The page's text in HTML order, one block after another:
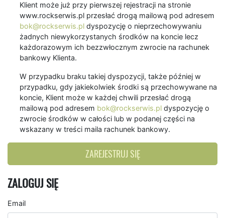
Klient może już przy pierwszej rejestracji na stronie
www.rockserwis.pl przesłać drogą mailową pod adresem
bok@rockserwis.pl dyspozycję o nieprzechowywaniu
żadnych niewykorzystanych środków na koncie lecz
każdorazowym ich bezzwłocznym zwrocie na rachunek
bankowy Klienta.
W przypadku braku takiej dyspozycji, także później w
przypadku, gdy jakiekolwiek środki są przechowywane na
koncie, Klient może w każdej chwili przesłać drogą
mailową pod adresem bok@rockserwis.pl dyspozycję o
zwrocie środków w całości lub w podanej części na
wskazany w treści maila rachunek bankowy.
ZAREJESTRUJ SIĘ
ZALOGUJ SIĘ
Email